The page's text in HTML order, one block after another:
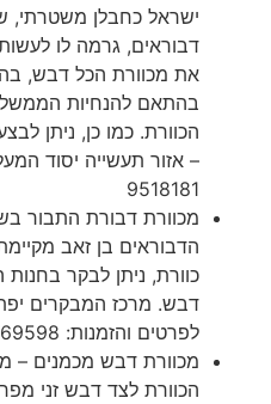
ישראל כחבלן משטרתי,
דבוראים, גרמה לו לעשות
את מכוורת הכל דבש, בה
בהתאם להנחיות הממשלה)
הכוורת. כמו כן, ניתן
9518181
מכוורת דבורת התבור
הדבוראים בן זאב מקיימת
כוורת, ניתן לבקר בחנות
דבש. מרכז המבקרים
לפרטים והזמנות: 04-6769598, 050-5637645
מכוורת דבש מכמנים –
הכוורת לצד דבש זני